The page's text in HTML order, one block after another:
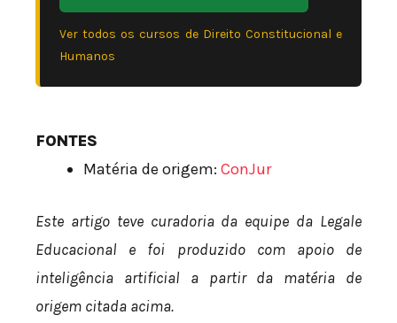
Ver todos os cursos de Direito Constitucional e
Humanos
FONTES
Matéria de origem: ConJur
Este artigo teve curadoria da equipe da Legale
Educacional e foi produzido com apoio de
inteligência artificial a partir da matéria de
origem citada acima.